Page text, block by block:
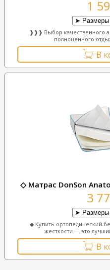
1
❱❱❱ Выбор качественного
полноценного
В
◇ Матрас DonSon
3
◆ Купить ортопедический
жесткости — это
В